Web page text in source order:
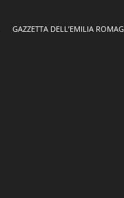
GAZZETTA DELL’EMILIA